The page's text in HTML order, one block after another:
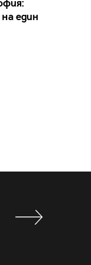
един